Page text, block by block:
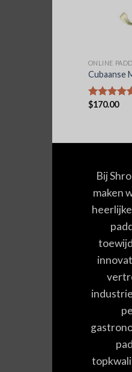
ONLINE
Cubaanse
Waardering
$170.00
Bij
maken